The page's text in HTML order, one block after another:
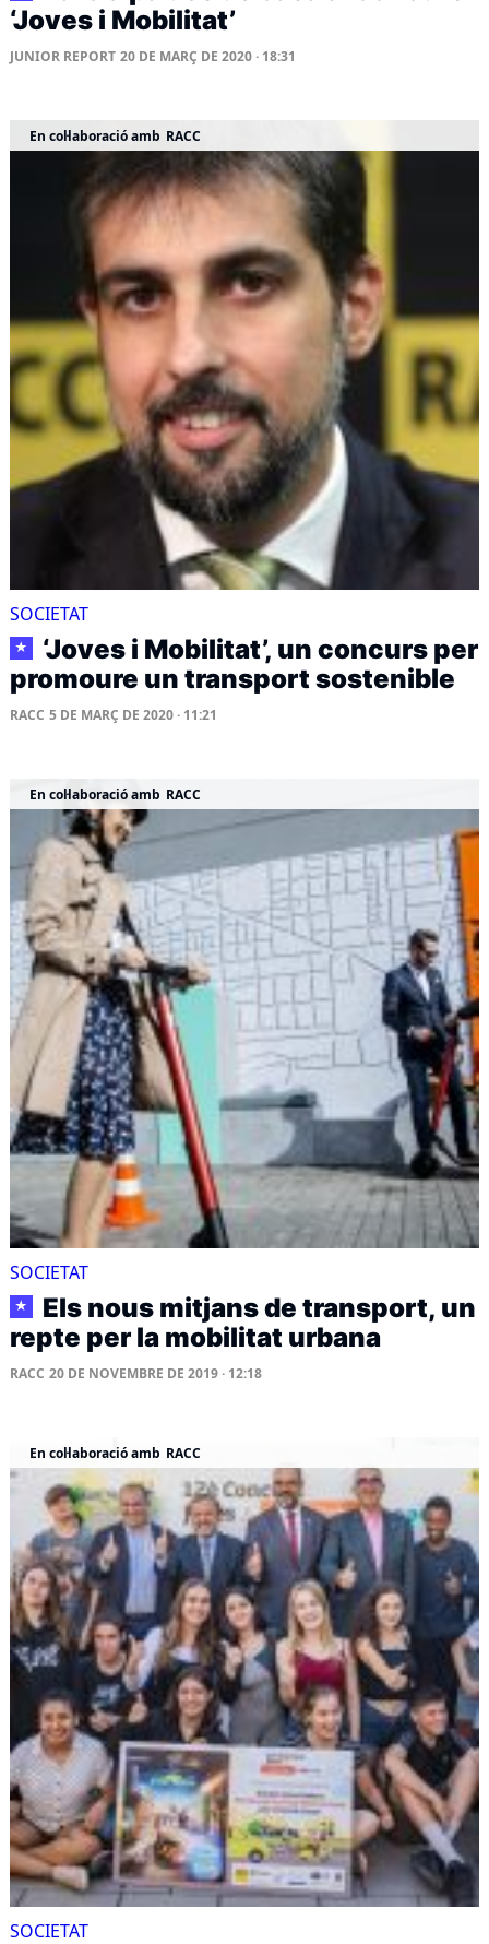
‘Joves i Mobilitat’
JUNIOR REPORT 20 DE MARÇ DE 2020 · 18:31
En col·laboració amb RACC
SOCIETAT
★
‘Joves i Mobilitat’, un concurs per
promoure un transport sostenible
RACC 5 DE MARÇ DE 2020 · 11:21
En col·laboració amb RACC
SOCIETAT
★
Els nous mitjans de transport, un
repte per la mobilitat urbana
RACC 20 DE NOVEMBRE DE 2019 · 12:18
En col·laboració amb RACC
SOCIETAT